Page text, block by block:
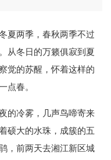
夏两季，春秋两季不过
从冬日的万籁俱寂到夏
觉的苏醒，怀着这样的
点春。
的冷雾，几声鸟啼寄来
硕大的水珠，成簇的五
，前两天去湘江新区城